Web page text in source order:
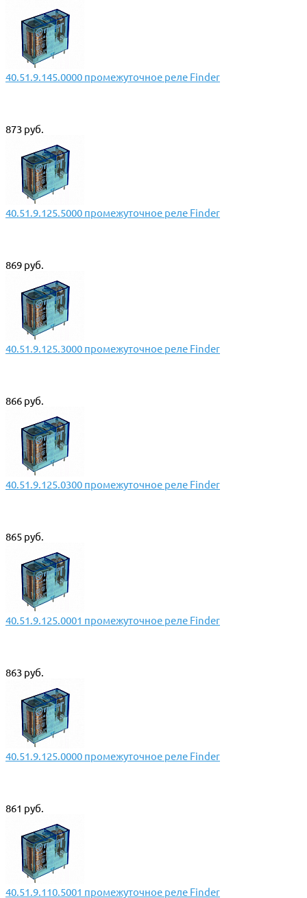
40.51.9.145.0000 промежуточное реле Finder
873 руб.
40.51.9.125.5000 промежуточное реле Finder
869 руб.
40.51.9.125.3000 промежуточное реле Finder
866 руб.
40.51.9.125.0300 промежуточное реле Finder
865 руб.
40.51.9.125.0001 промежуточное реле Finder
863 руб.
40.51.9.125.0000 промежуточное реле Finder
861 руб.
40.51.9.110.5001 промежуточное реле Finder